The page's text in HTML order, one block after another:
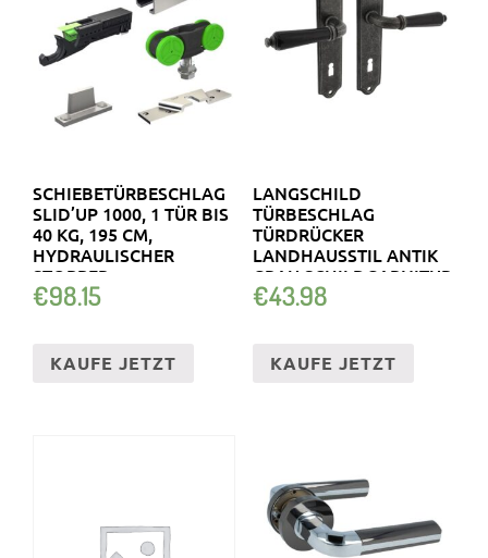
SCHIEBETÜRBESCHLAG
SLID’UP 1000, 1 TÜR BIS
40 KG, 195 CM,
HYDRAULISCHER
STOPPER
€98.15
KAUFE JETZT
LANGSCHILD
TÜRBESCHLAG
TÜRDRÜCKER
LANDHAUSSTIL ANTIK
GRAU SCHILDGARNITUR
ZAMAK
€43.98
KAUFE JETZT